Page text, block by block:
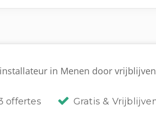
in Menen door
offertes Gratis &